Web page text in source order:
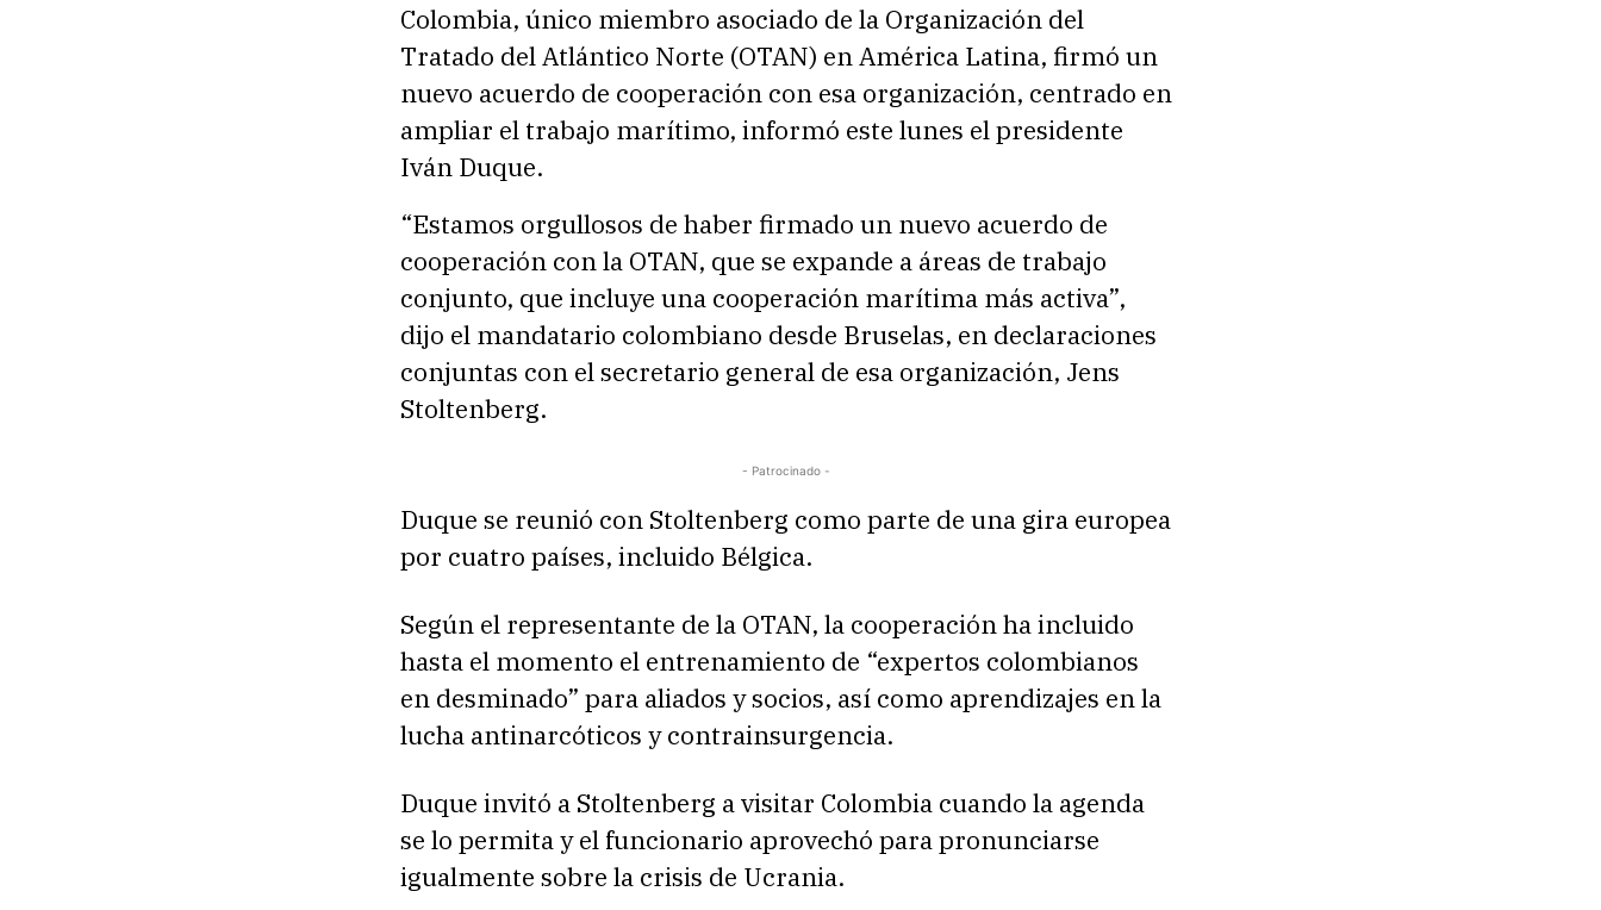
Colombia, único miembro asociado de la Organización del
Tratado del Atlántico Norte (OTAN) en América Latina, firmó un
nuevo acuerdo de cooperación con esa organización, centrado en
ampliar el trabajo marítimo, informó este lunes el presidente
Iván Duque.
“Estamos orgullosos de haber firmado un nuevo acuerdo de
cooperación con la OTAN, que se expande a áreas de trabajo
conjunto, que incluye una cooperación marítima más activa”,
dijo el mandatario colombiano desde Bruselas, en declaraciones
conjuntas con el secretario general de esa organización, Jens
Stoltenberg.
- Patrocinado -
Duque se reunió con Stoltenberg como parte de una gira europea
por cuatro países, incluido Bélgica.
Según el representante de la OTAN, la cooperación ha incluido
hasta el momento el entrenamiento de “expertos colombianos
en desminado” para aliados y socios, así como aprendizajes en la
lucha antinarcóticos y contrainsurgencia.
Duque invitó a Stoltenberg a visitar Colombia cuando la agenda
se lo permita y el funcionario aprovechó para pronunciarse
igualmente sobre la crisis de Ucrania.